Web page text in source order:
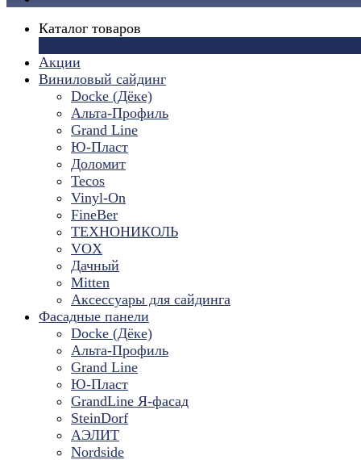
Каталог товаров
Акции
Виниловый сайдинг
Docke (Дёке)
Альта-Профиль
Grand Line
Ю-Пласт
Доломит
Tecos
Vinyl-On
FineBer
ТЕХНОНИКОЛЬ
VOX
Дачный
Mitten
Аксессуары для сайдинга
Фасадные панели
Docke (Дёке)
Альта-Профиль
Grand Line
Ю-Пласт
GrandLine Я-фасад
SteinDorf
АЭЛИТ
Nordside